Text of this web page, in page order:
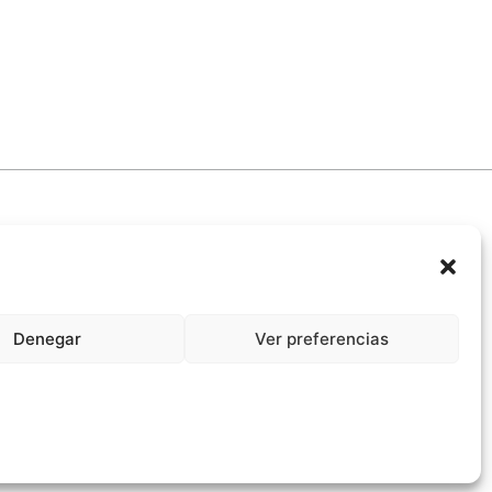
Denegar Ver preferencias
Ético con la IA
Propiedad Intelectual